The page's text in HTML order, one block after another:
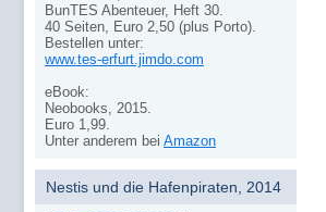
BunTES Abenteuer, Heft 30.
40 Seiten, Euro 2,50 (plus Porto).
Bestellen unter:
www.tes-erfurt.jimdo.com
eBook:
Neobooks, 2015.
Euro 1,99.
Unter anderem bei Amazon
Nestis und die Hafenpiraten, 2014